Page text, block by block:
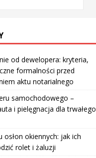
od dewelopera: kryteria,
formalności przed
aktu notarialnego
samochodowego –
i pielęgnacja dla trwałego
osłon okiennych: jak ich
rolet i żaluzji